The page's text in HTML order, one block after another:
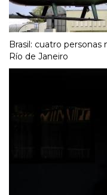
Brasil: cuatro
Río de Janeiro